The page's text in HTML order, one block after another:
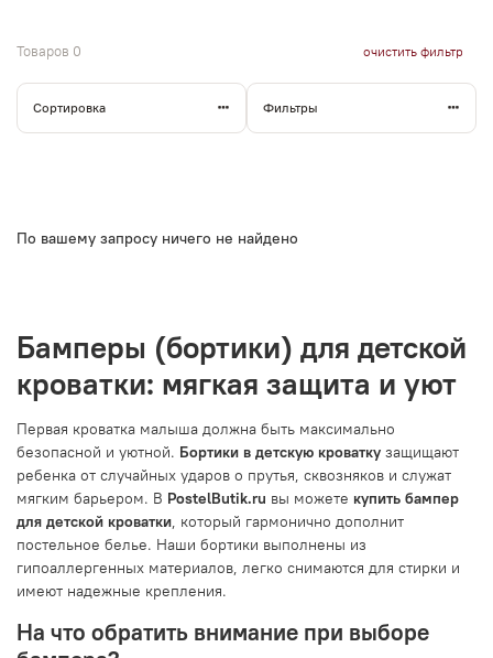
Товаров 0 очистить фильтр
Сортировка Фильтры
По вашему запросу ничего не найдено
Бамперы (бортики) для детской
кроватки: мягкая защита и уют
Первая кроватка малыша должна быть максимально
безопасной и уютной. Бортики в детскую кроватку защищают
ребенка от случайных ударов о прутья, сквозняков и служат
мягким барьером. В PostelButik.ru вы можете купить бампер
для детской кроватки, который гармонично дополнит
постельное белье. Наши бортики выполнены из
гипоаллергенных материалов, легко снимаются для стирки и
имеют надежные крепления.
На что обратить внимание при выборе